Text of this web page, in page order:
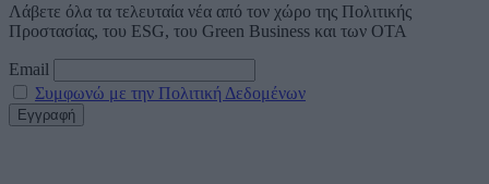
Λάβετε όλα τα τελευταία νέα από τον χώρο της Πολιτικής
Προστασίας, του ESG, του Green Business και των ΟΤΑ
Email
Συμφωνώ με την Πολιτική Δεδομένων